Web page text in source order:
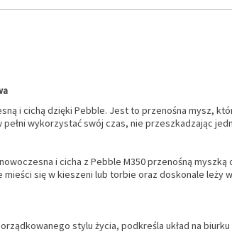
i cichą dzięki Pebble. Jest to przenośna mysz,
wykorzystać swój czas, nie przeszkadzając
i cicha z Pebble M350 przenośną
mieści się w kieszeni lub torbie oraz doskonale
stylu życia, podkreśla układ na